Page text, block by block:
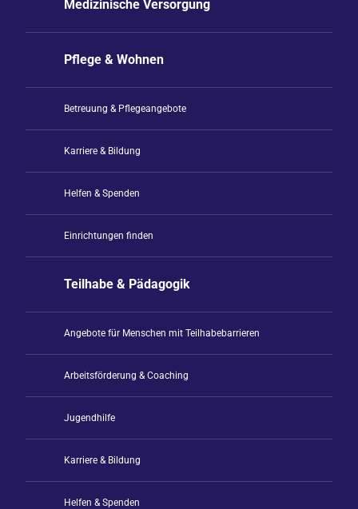
Medizinische Versorgung
Pflege & Wohnen
Betreuung & Pflegeangebote
Karriere & Bildung
Helfen & Spenden
Einrichtungen finden
Teilhabe & Pädagogik
Angebote für Menschen mit Teilhabebarrieren
Arbeitsförderung & Coaching
Jugendhilfe
Karriere & Bildung
Helfen & Spenden